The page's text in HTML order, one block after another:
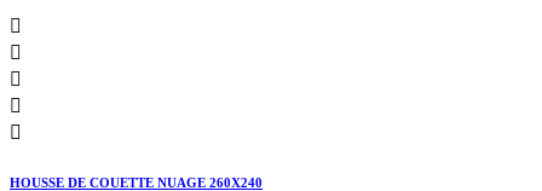





HOUSSE DE COUETTE NUAGE 260X240